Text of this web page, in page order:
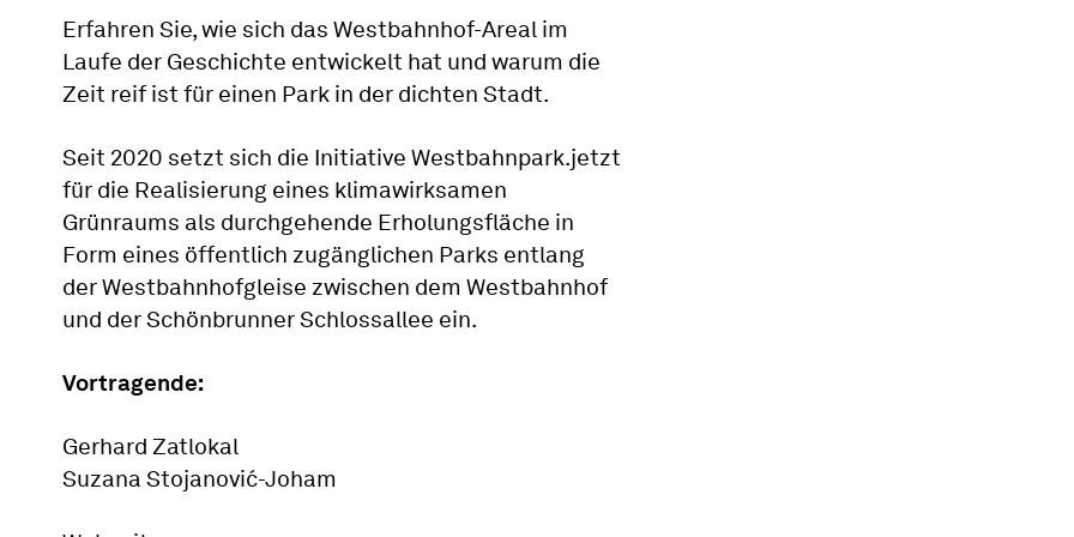
Erfahren Sie, wie sich das Westbahnhof-Areal im
Laufe der Geschichte entwickelt hat und warum die
Zeit reif ist für einen Park in der dichten Stadt.
Seit 2020 setzt sich die Initiative Westbahnpark.jetzt
für die Realisierung eines klimawirksamen
Grünraums als durchgehende Erholungsfläche in
Form eines öffentlich zugänglichen Parks entlang
der Westbahnhofgleise zwischen dem Westbahnhof
und der Schönbrunner Schlossallee ein.
Vortragende:
Gerhard Zatlokal
Suzana Stojanović-Joham